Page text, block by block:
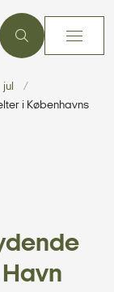
jul
i Københavns